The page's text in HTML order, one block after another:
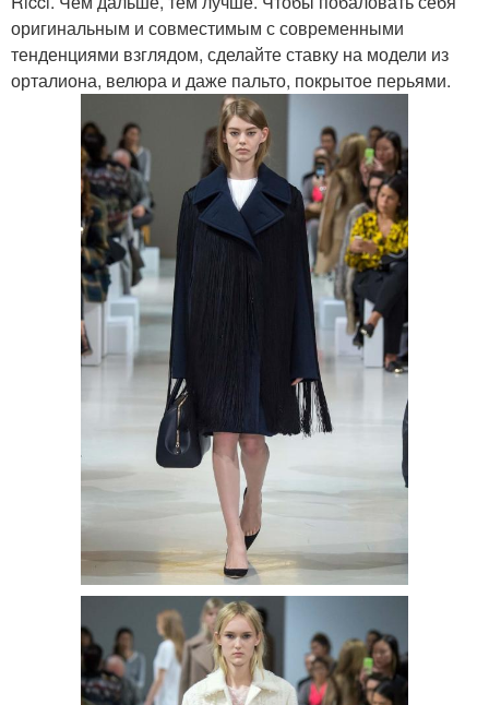
оригинальным и совместимым с современными
тенденциями взглядом, сделайте ставку на модели из
орталиона, велюра и даже пальто, покрытое перьями.